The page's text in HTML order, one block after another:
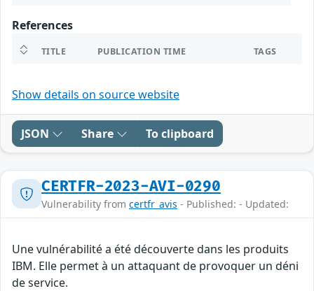
References
TITLE PUBLICATION TIME TAGS
Show details on source website
JSON Share To clipboard
CERTFR-2023-AVI-0290
Vulnerability from certfr_avis - Published: - Updated:
Une vulnérabilité a été découverte dans les produits
IBM. Elle permet à un attaquant de provoquer un déni
de service.